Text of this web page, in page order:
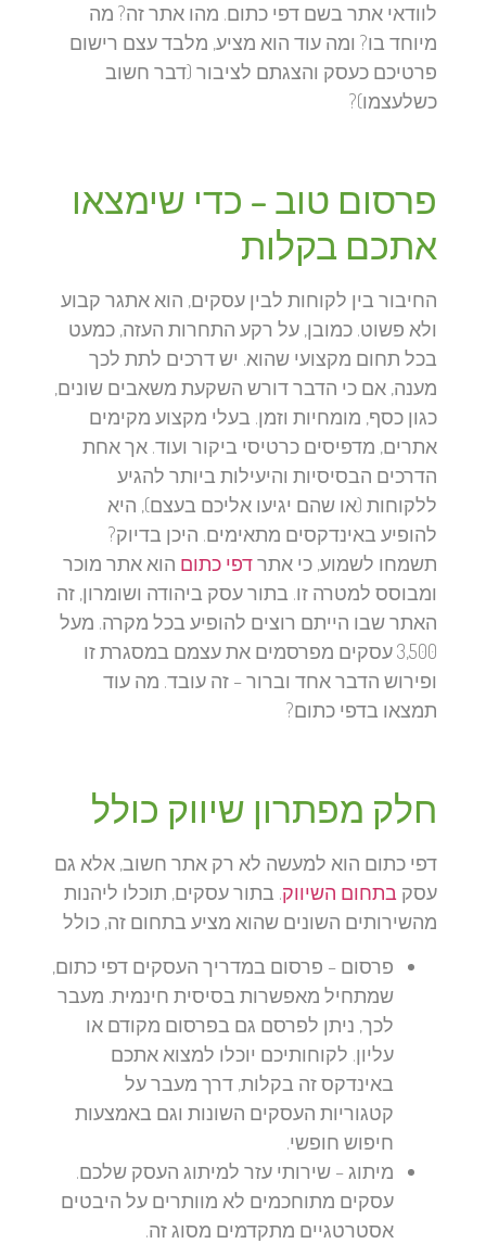
לוודאי אתר בשם דפי כתום. מהו אתר זה? מה
מיוחד בו? ומה עוד הוא מציע, מלבד עצם רישום
פרטיכם כעסק והצגתם לציבור (דבר חשוב
כשלעצמו)?
פרסום טוב – כדי שימצאו
אתכם בקלות
החיבור בין לקוחות לבין עסקים, הוא אתגר קבוע
ולא פשוט. כמובן, על רקע התחרות העזה, כמעט
בכל תחום מקצועי שהוא. יש דרכים לתת לכך
מענה, אם כי הדבר דורש השקעת משאבים שונים,
כגון כסף, מומחיות וזמן. בעלי מקצוע מקימים
אתרים, מדפיסים כרטיסי ביקור ועוד. אך אחת
הדרכים הבסיסיות והיעילות ביותר להגיע
ללקוחות (או שהם יגיעו אליכם בעצם), היא
להופיע באינדקסים מתאימים. היכן בדיוק?
תשמחו לשמוע, כי אתרדפי כתוםהוא אתר מוכר
ומבוסס למטרה זו. בתור עסק ביהודה ושומרון, זה
האתר שבו הייתם רוצים להופיע בכל מקרה. מעל
3,500 עסקים מפרסמים את עצמם במסגרת זו
ופירוש הדבר אחד וברור – זה עובד. מה עוד
תמצאו בדפי כתום?
חלק מפתרון שיווק כולל
דפי כתום הוא למעשה לא רק אתר חשוב, אלא גם
עסקבתחום השיווק. בתור עסקים, תוכלו ליהנות
מהשירותים השונים שהוא מציע בתחום זה, כולל
פרסום– פרסום במדריך העסקים דפי כתום,
שמתחיל מאפשרות בסיסית חינמית. מעבר
לכך, ניתן לפרסם גם בפרסום מקודם או
עליון. לקוחותיכם יוכלו למצוא אתכם
באינדקס זה בקלות, דרך מעבר על
קטגוריות העסקים השונות וגם באמצעות
חיפוש חופשי.
מיתוג– שירותי עזר למיתוג העסק שלכם.
עסקים מתוחכמים לא מוותרים על היבטים
אסטרטגיים מתקדמים מסוג זה.